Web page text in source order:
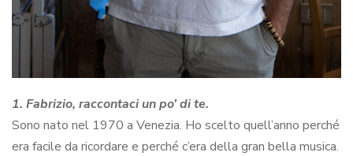
1. Fabrizio, raccontaci un po’ di te.
Sono nato nel 1970 a Venezia. Ho scelto quell’anno perché
era facile da ricordare e perché c’era della gran bella musica.